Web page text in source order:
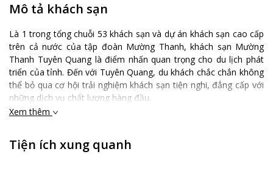
Mô tả khách sạn
Là 1 trong tổng chuỗi 53 khách sạn và dự án khách sạn cao cấp
trên cả nước của tập đoàn Mường Thanh, khách sạn Mường
Thanh Tuyên Quang là điểm nhấn quan trọng cho du lịch phát
triển của tỉnh. Đến với Tuyên Quang, du khách chắc chắn không
thể bỏ qua cơ hội trải nghiệm khách sạn tiện nghi, đẳng cấp với
những dịch vụ chất lượng hàng đầu.
Giới thiệu tổng quan khách sạn Mường Thanh Tuyên
Khách sạn Mường Thanh Tuyên Quang nằm tại vị trí 207 Bình
Thuận, tổ 32, phường Tân Quang, thành phố Tuyên Quang.
Xem thêm
Tiện ích xung quanh